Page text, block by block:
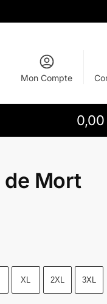
Mon Compte
0,00
de Mort
XL 2XL 3XL